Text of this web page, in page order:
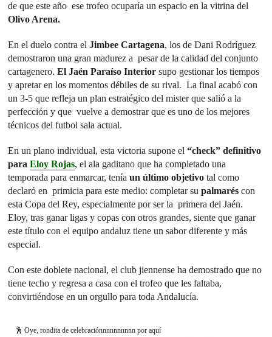
de que este año ese trofeo ocuparía un espacio en la vitrina del
Olivo Arena.
En el duelo contra el Jimbee Cartagena, los de Dani Rodríguez
demostraron una gran madurez a pesar de la calidad del conjunto
cartagenero.El Jaén Paraíso Interior supo gestionar los tiempos
y apretar en los momentos débiles de su rival. La final acabó con
un 3-5 que refleja un plan estratégico del mister que salió a la
perfección y que vuelve a demostrar que es uno de los mejores
técnicos del futbol sala actual.
En un plano individual, esta victoria supone el“check” definitivo
paraEloy Rojas, el ala gaditano que ha completado una
temporada para enmarcar, teníaun último objetivo tal como
declaró en primicia para este medio: completar supalmarés con
esta Copa del Rey, especialmente por ser la primera del Jaén.
Eloy, tras ganar ligas y copas con otros grandes, siente que ganar
este título con el equipo andaluz tiene un sabor diferente y más
especial.
Con este doblete nacional, el club jiennense ha demostrado que no
tiene techo y regresa a casa con el trofeo que les faltaba,
convirtiéndose en un orgullo para toda Andalucía.
🕺 Oye, rondita de celebraciónnnnnnnnnn por aquí